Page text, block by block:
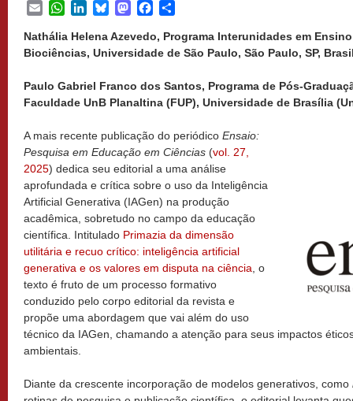
EmailWhatsApp
LinkedInBlueskyMastodonFacebook
Nathália Helena Azevedo, Programa Interunidades em
Biociências, Universidade de São Paulo, São Paulo, SP,
Paulo Gabriel Franco dos Santos, Programa de Pós-
Faculdade UnB Planaltina (FUP), Universidade de Brasília
A mais recente publicação do periódico Ensaio:
Pesquisa em Educação em Ciências (vol. 27,
2025) dedica seu editorial a uma análise
aprofundada e crítica sobre o uso da Inteligência
Artificial Generativa (IAGen) na produção
acadêmica, sobretudo no campo da educação
científica. Intitulado Primazia da dimensão
utilitária e recuo crítico: inteligência artificial
generativa e os valores em disputa na ciência , o
texto é fruto de um processo formativo
conduzido pelo corpo editorial da revista e
propõe uma abordagem que vai além do uso
técnico da IAGen, chamando a atenção para seus impactos
ambientais.
Diante da crescente incorporação de modelos generativos, como